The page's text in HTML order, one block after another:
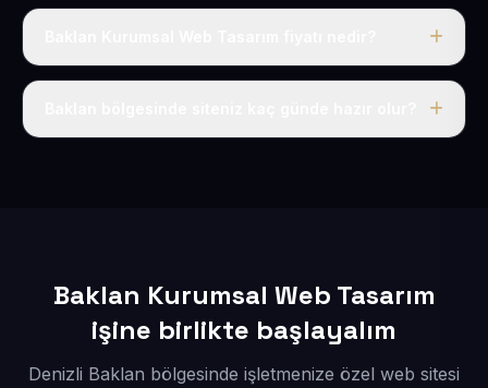
Tek fiyat uygulanır: yıllık 50 USD + KDV. Bu bedele alan
Baklan Kurumsal Web Tasarım
işine birlikte başlayalım
Denizli Baklan bölgesinde işletmenize özel web sitesi